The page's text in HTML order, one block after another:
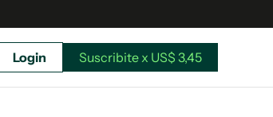
Login Suscribite x US$ 3,45